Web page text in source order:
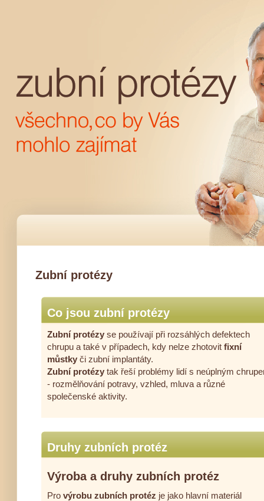
Zubní protézy
Co jsou zubní protézy
Zubní protézy se používají při rozsáhlých defektech
chrupu a také v případech, kdy nelze zhotovit fixní
můstky či zubní implantáty.
Zubní protézy tak řeší problémy lidí s neúplným
- rozmělňování potravy, vzhled, mluva a různé
společenské aktivity.
Druhy zubních protéz
Výroba a druhy zubních protéz
Pro výrobu zubních protéz je jako hlavní materiál